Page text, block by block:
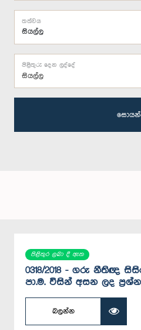
තත්වය
සියල්ල
පිළිතුරු දෙන ලද්දේ
පිළිතුර ලබා දී ඇත
0318/2018 - ගරු නීතිඥ
පා.ම. විසින් අසන ලද
බලන්න